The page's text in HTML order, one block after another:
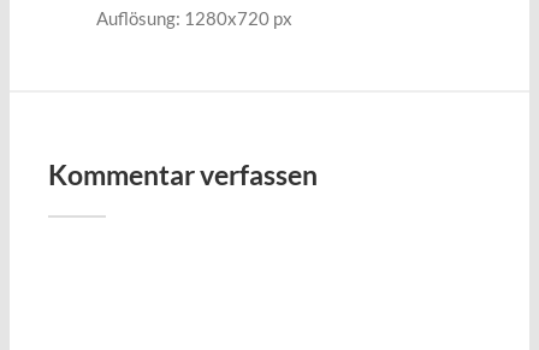
Auflösung: 1280x720 px
Kommentar verfassen